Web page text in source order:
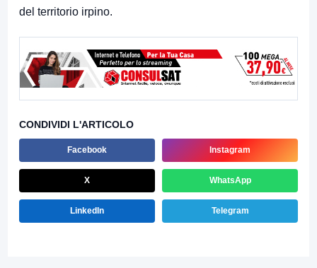
del territorio irpino.
CONDIVIDI L'ARTICOLO
Facebook Instagram
X WhatsApp
LinkedIn Telegram